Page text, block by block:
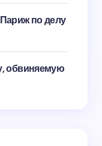
по делу
обвиняемую